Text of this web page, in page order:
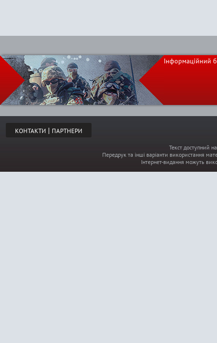
Інформаційний
КОНТАКТИ | ПАРТНЕРИ
Текст доступний
Передрук та інші варіанти використання
Інтернет-видання можуть